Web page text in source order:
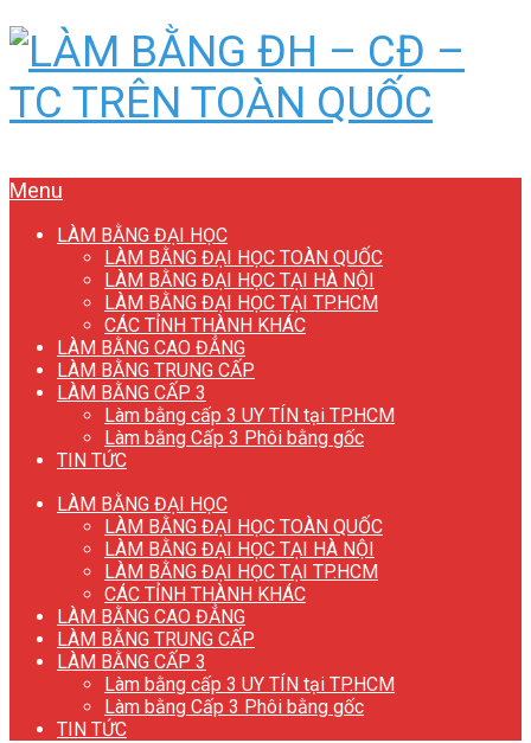
Menu
LÀM BẰNG ĐẠI HỌC
LÀM BẰNG ĐẠI HỌC TOÀN QUỐC
LÀM BẰNG ĐẠI HỌC TẠI HÀ NỘI
LÀM BẰNG ĐẠI HỌC TẠI TP.HCM
CÁC TỈNH THÀNH KHÁC
LÀM BẰNG CAO ĐẲNG
LÀM BẰNG TRUNG CẤP
LÀM BẰNG CẤP 3
Làm bằng cấp 3 UY TÍN tại TP.HCM
Làm bằng Cấp 3 Phôi bằng gốc
TIN TỨC
LÀM BẰNG ĐẠI HỌC
LÀM BẰNG ĐẠI HỌC TOÀN QUỐC
LÀM BẰNG ĐẠI HỌC TẠI HÀ NỘI
LÀM BẰNG ĐẠI HỌC TẠI TP.HCM
CÁC TỈNH THÀNH KHÁC
LÀM BẰNG CAO ĐẲNG
LÀM BẰNG TRUNG CẤP
LÀM BẰNG CẤP 3
Làm bằng cấp 3 UY TÍN tại TP.HCM
Làm bằng Cấp 3 Phôi bằng gốc
TIN TỨC